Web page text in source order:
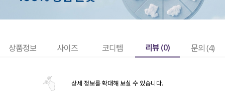
상품정보 사이즈 코디템 리뷰 (0) 문의 (4)
상세 정보를 확대해 보실 수 있습니다.